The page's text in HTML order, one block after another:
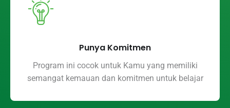
Punya Komitmen
Program ini cocok untuk Kamu yang memiliki
semangat kemauan dan komitmen untuk belajar